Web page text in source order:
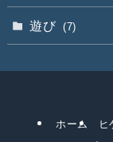
遊び (7)
ホーム ヒ